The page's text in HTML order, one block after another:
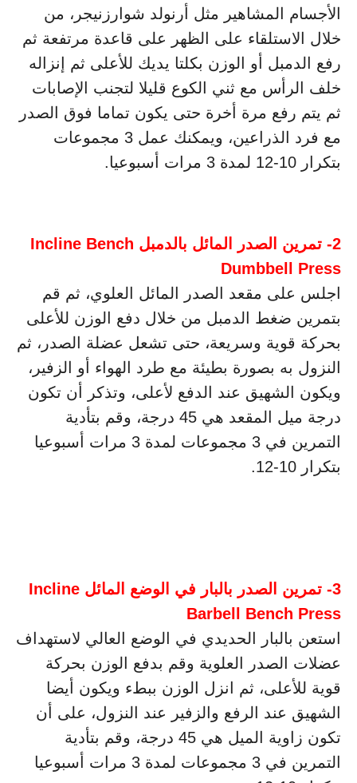
الأجسام المشاهير مثل أرنولد شوارزنيجر، من
خلال الاستلقاء على الظهر على قاعدة مرتفعة ثم
رفع الدمبل أو الوزن بكلتا يديك للأعلى ثم إنزاله
خلف الرأس مع ثني الكوع قليلا لتجنب الإصابات
ثم يتم رفع مرة أخرة حتى يكون تماما فوق الصدر
مع فرد الذراعين، ويمكنك عمل 3 مجموعات
بتكرار 10-12 لمدة 3 مرات أسبوعيا.
2- تمرين الصدر المائل بالدمبل Incline Bench
Dumbbell Press
اجلس على مقعد الصدر المائل العلوي، ثم قم
بتمرين ضغط الدمبل من خلال دفع الوزن للأعلى
بحركة قوية وسريعة، حتى تشعل عضلة الصدر، ثم
النزول به بصورة بطيئة مع طرد الهواء أو الزفير،
ويكون الشهيق عند الدفع لأعلى، وتذكر أن تكون
درجة ميل المقعد هي 45 درجة، وقم بتأدية
التمرين في 3 مجموعات لمدة 3 مرات أسبوعيا
بتكرار 10-12.
3- تمرين الصدر بالبار في الوضع المائل Incline
Barbell Bench Press
استعن بالبار الحديدي في الوضع العالي لاستهداف
عضلات الصدر العلوية وقم بدفع الوزن بحركة
قوية للأعلى، ثم انزل الوزن ببطء ويكون أيضا
الشهيق عند الرفع والزفير عند النزول، على أن
تكون زاوية الميل هي 45 درجة، وقم بتأدية
التمرين في 3 مجموعات لمدة 3 مرات أسبوعيا